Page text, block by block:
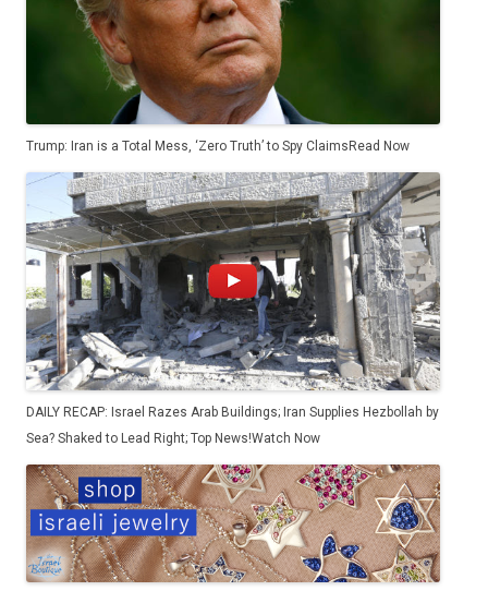
Trump: Iran is a Total Mess, ‘Zero Truth’ to Spy ClaimsRead Now
DAILY RECAP: Israel Razes Arab Buildings; Iran Supplies Hezbollah by
Sea? Shaked to Lead Right; Top News!Watch Now